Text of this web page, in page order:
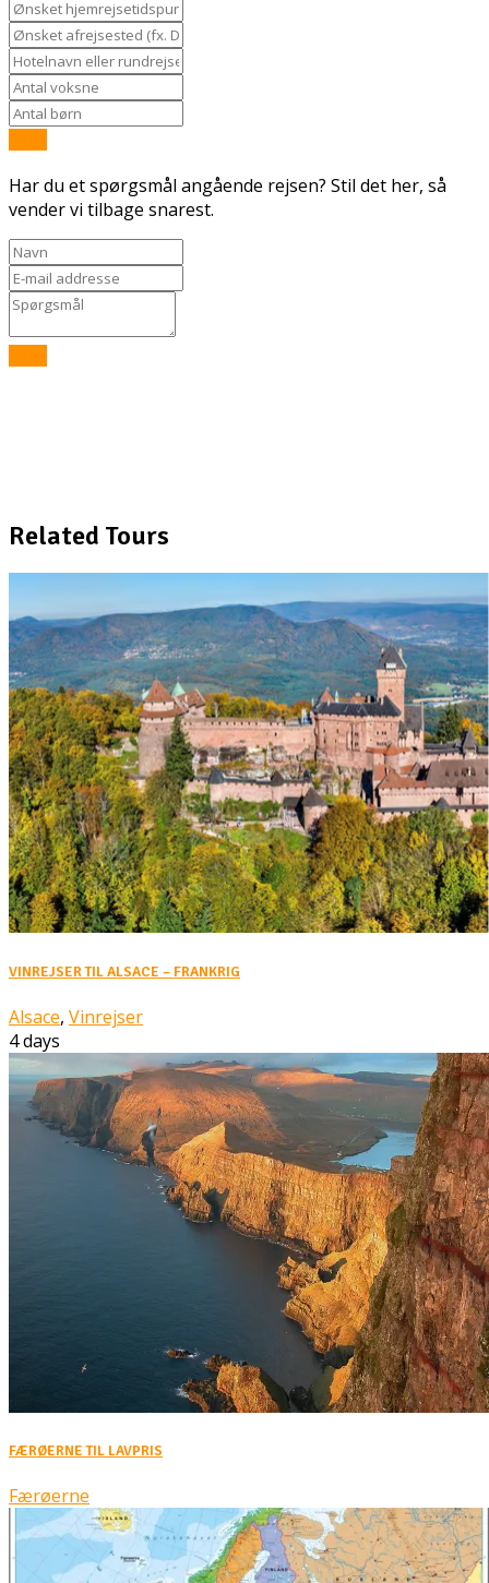
Har du et spørgsmål angående rejsen? Stil det her, så
vender vi tilbage snarest.
Related Tours
VINREJSER TIL ALSACE – FRANKRIG
Alsace, Vinrejser
4 days
FÆRØERNE TIL LAVPRIS
Færøerne